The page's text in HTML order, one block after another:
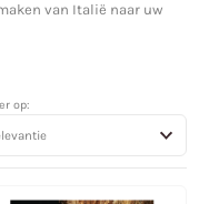
van Italië naar uw
op: